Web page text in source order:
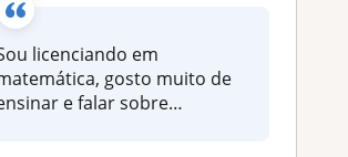
licenciando em
gosto muito de
e falar sobre